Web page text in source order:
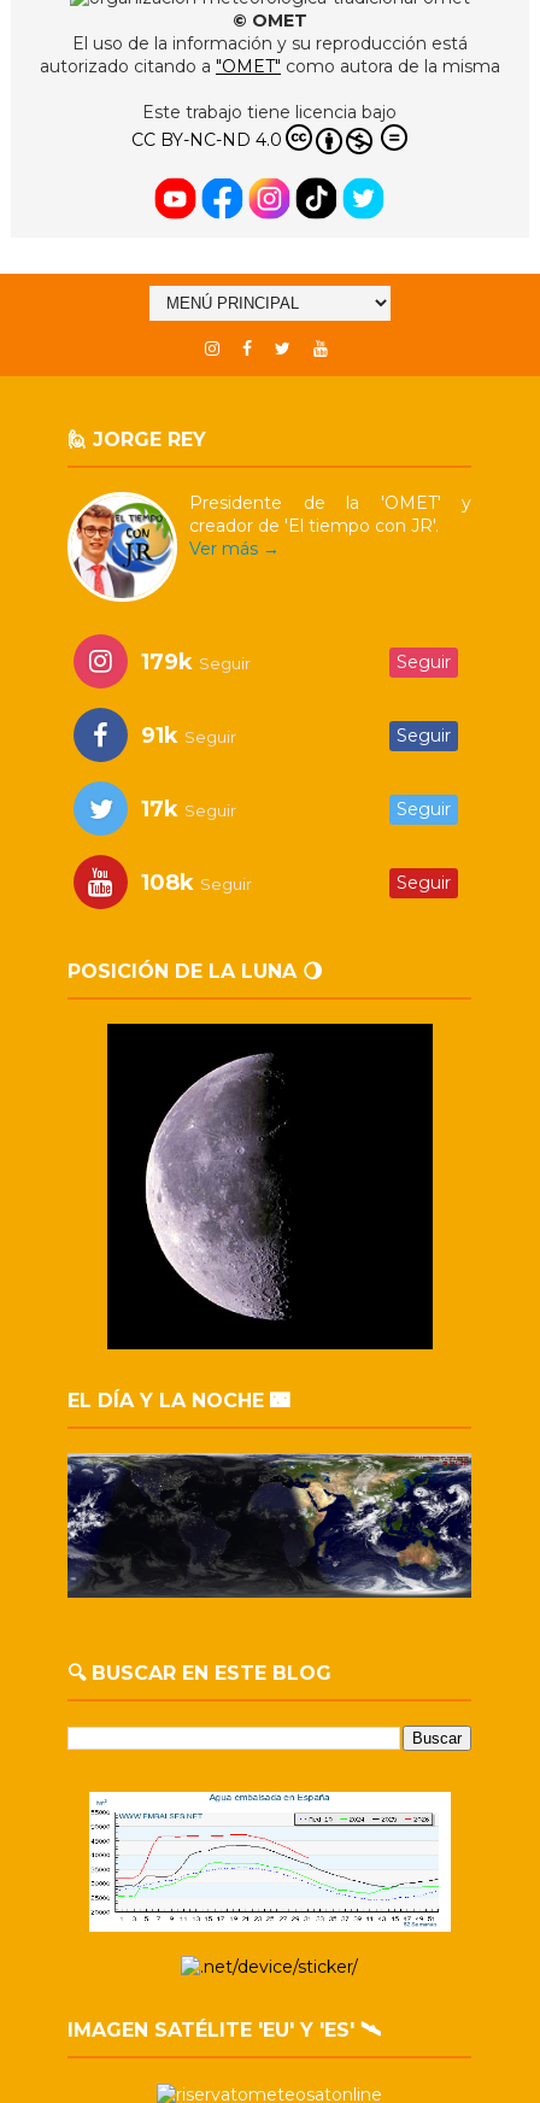
© OMET
El uso de la información y su reproducción está
autorizado citando a "OMET" como autora de la misma
Este trabajo tiene licencia bajo
CC BY-NC-ND 4.0
🙋 JORGE REY
Presidente de la 'OMET' y
creador de 'El tiempo con JR'.
Ver más →
179k Seguir Seguir
91k Seguir Seguir
17k Seguir Seguir
108k Seguir Seguir
POSICIÓN DE LA LUNA 🌖
EL DÍA Y LA NOCHE 🌃
🔍 BUSCAR EN ESTE BLOG
IMAGEN SATÉLITE 'EU' Y 'ES' 🛰️